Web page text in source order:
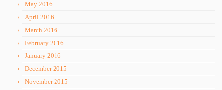
May 2016
April 2016
March 2016
February 2016
January 2016
December 2015
November 2015